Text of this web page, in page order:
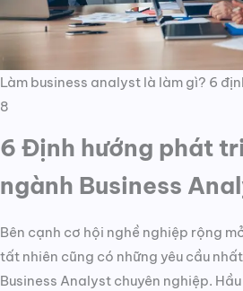
Làm business analyst là làm gì? 6
8
6 Định hướng phát
ngành Business
Bên cạnh cơ hội nghề nghiệp rộng
tất nhiên cũng có những yêu cầu
Business Analyst chuyên nghiệp.